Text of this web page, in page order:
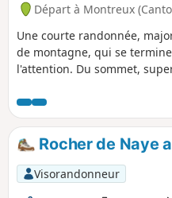
Départ à Montreux
Une courte randonnée,
de montagne, qui se
l'attention. Du sommet,
domine de près de 1 600 m.
Rocher de Naye
Visorandonneur